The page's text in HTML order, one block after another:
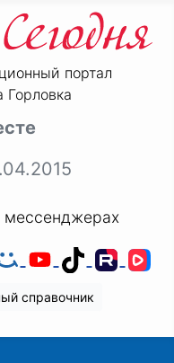
портал
Горловка
мессенджерах
LiveJournal
Мой Мир
YouTube
TikTok
справочник